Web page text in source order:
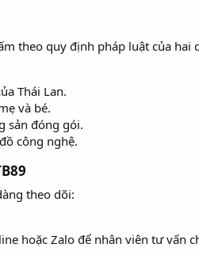
theo quy định pháp luật của hai
Thái Lan.
và bé.
sản đóng gói.
công nghệ.
theo dõi:
hoặc Zalo để nhân viên tư vấn